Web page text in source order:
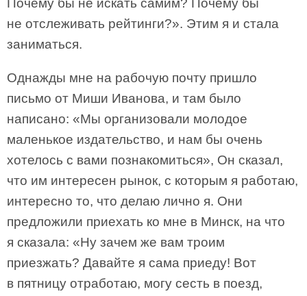
Почему бы не искать самим? Почему бы
не отслеживать рейтинги?». Этим я и стала
заниматься.
Однажды мне на рабочую почту пришло
письмо от Миши Иванова, и там было
написано: «Мы организовали молодое
маленькое издательство, и нам бы очень
хотелось с вами познакомиться», Он сказал,
что им интересен рынок, с которым я работаю,
интересно то, что делаю лично я. Они
предложили приехать ко мне в Минск, на что
я сказала: «Ну зачем же вам троим
приезжать? Давайте я сама приеду! Вот
в пятницу отработаю, могу сесть в поезд,